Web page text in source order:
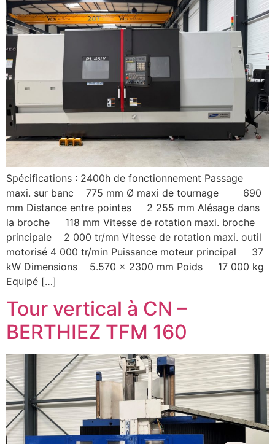
Spécifications : 2400h de fonctionnement Passage
maxi. sur banc 775 mm Ø maxi de tournage 690
mm Distance entre pointes 2 255 mm Alésage dans
la broche 118 mm Vitesse de rotation maxi. broche
principale 2 000 tr/mn Vitesse de rotation maxi. outil
motorisé 4 000 tr/min Puissance moteur principal 37
kW Dimensions 5.570 x 2300 mm Poids 17 000 kg
Equipé […]
Tour vertical à CN –
BERTHIEZ TFM 160